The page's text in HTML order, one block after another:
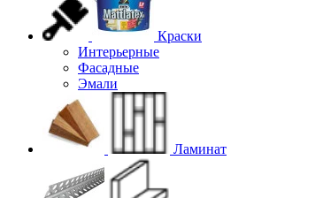
Краски
Интерьерные
Фасадные
Эмали
Ламинат